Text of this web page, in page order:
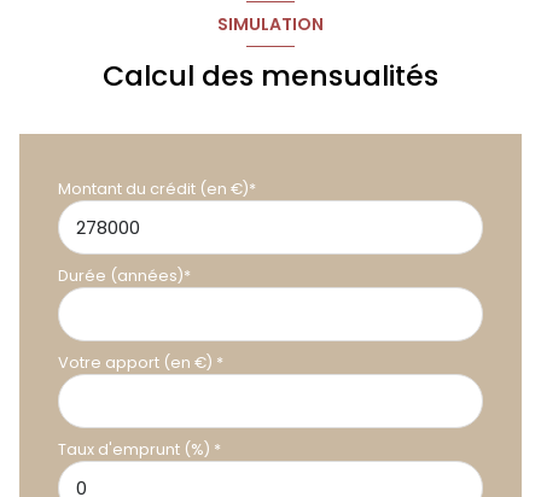
SIMULATION
Calcul des mensualités
Montant du crédit (en €)*
Durée (années)*
Votre apport (en €) *
Taux d'emprunt (%) *